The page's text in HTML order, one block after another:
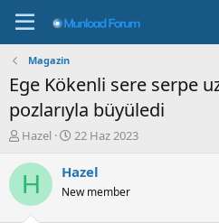
Magazin
Ege Kökenli sere serpe
pozlarıyla büyüledi
K
n
b
u
Hazel
B
ş
a
22 Haz 2023
H Hazel
New member